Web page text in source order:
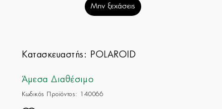
Μην ξεχάσεις
Κατασκευαστής: POLAROID
Άμεσα Διαθέσιμο
Κωδικός Προϊόντος: 140066